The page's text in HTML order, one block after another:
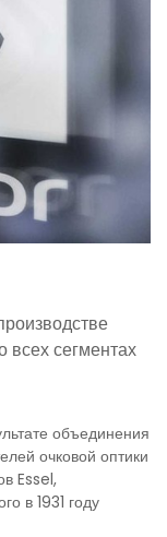
всех сегментах
объединения
очковой оптики
Essel,
в 1931 году